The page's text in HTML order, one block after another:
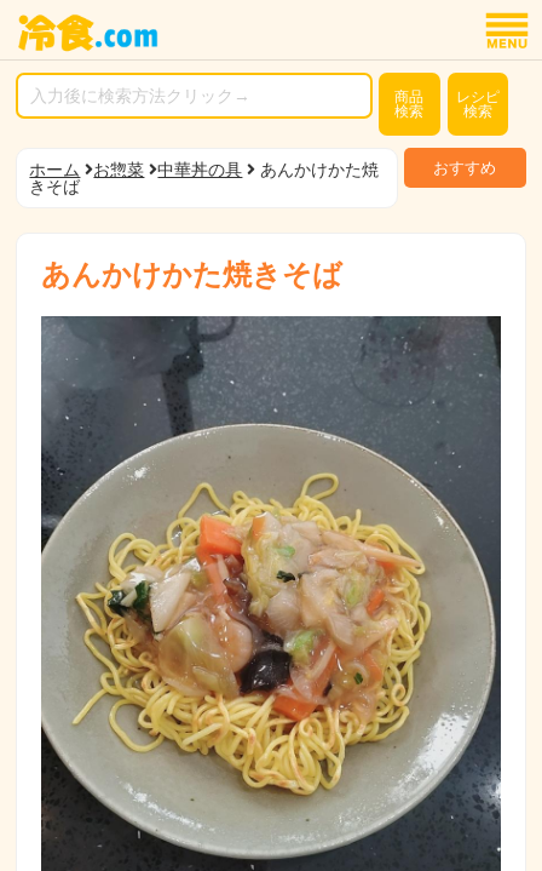
商品
検索
レシピ
検索
ホーム お惣菜 中華丼の具
あんかけかた焼
きそば
おすすめ
あんかけかた焼きそば